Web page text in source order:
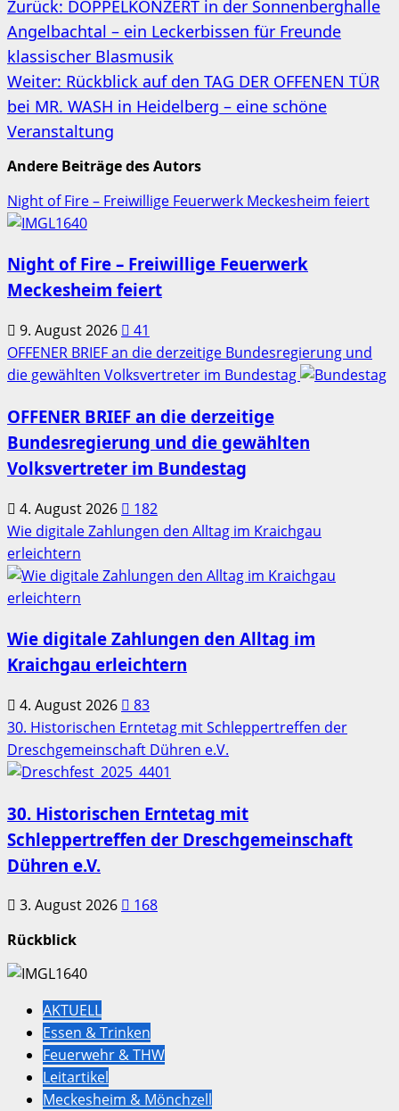
Beitragsnavigation
Zurück: DOPPELKONZERT in der Sonnenberghalle
Angelbachtal – ein Leckerbissen für Freunde
klassischer Blasmusik
Weiter: Rückblick auf den TAG DER OFFENEN TÜR
bei MR. WASH in Heidelberg – eine schöne
Veranstaltung
Andere Beiträge des Autors
Night of Fire – Freiwillige Feuerwerk Meckesheim feiert
Night of Fire – Freiwillige Feuerwerk
Meckesheim feiert
9. August 2026
41
OFFENER BRIEF an die derzeitige Bundesregierung und
die gewählten Volksvertreter im Bundestag
OFFENER BRIEF an die derzeitige
Bundesregierung und die gewählten
Volksvertreter im Bundestag
4. August 2026
182
Wie digitale Zahlungen den Alltag im Kraichgau
erleichtern
Wie digitale Zahlungen den Alltag im
Kraichgau erleichtern
4. August 2026
83
30. Historischen Erntetag mit Schleppertreffen der
Dreschgemeinschaft Dühren e.V.
30. Historischen Erntetag mit
Schleppertreffen der Dreschgemeinschaft
Dühren e.V.
3. August 2026
168
Rückblick
AKTUELL
Essen & Trinken
Feuerwehr & THW
Leitartikel
Meckesheim & Mönchzell